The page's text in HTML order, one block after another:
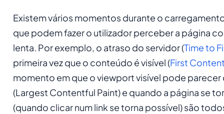
Existem vários momentos durante o
que podem fazer o utilizador perceber a página
lenta. Por exemplo, o atraso do servidor (Time to
primeira vez que o conteúdo é visível (First
momento em que o viewport visível pode
(Largest Contentful Paint) e quando a página se
(quando clicar num link se torna possível) são